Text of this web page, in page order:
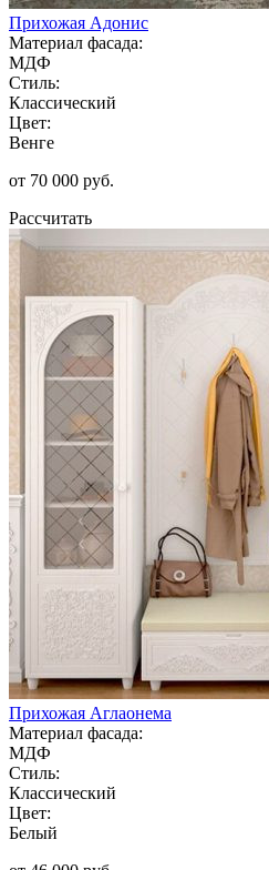
Прихожая Адонис
Материал фасада:
МДФ
Стиль:
Классический
Цвет:
Венге
от 70 000 руб.
Рассчитать
Прихожая Аглаонема
Материал фасада:
МДФ
Стиль:
Классический
Цвет:
Белый